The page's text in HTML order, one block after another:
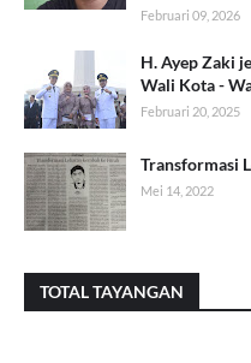
Februari 09, 2026
H. Ayep Zaki
Wali Kota -
Februari 20, 2025
Transformasi
Mei 14, 2022
TOTAL TAYANGAN